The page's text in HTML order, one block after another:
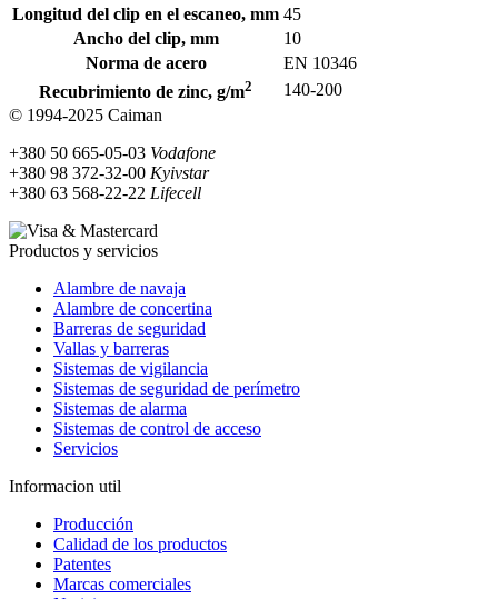
Longitud del clip en el escaneo, mm 45
Ancho del clip, mm
10
Norma de acero
EN 10346
Recubrimiento de zinc, g/m2
140-200
© 1994-2025 Caiman
+380 50 665-05-03 Vodafone
+380 98 372-32-00 Kyivstar
+380 63 568-22-22 Lifecell
Productos y servicios
Alambre de navaja
Alambre de concertina
Barreras de seguridad
Vallas y barreras
Sistemas de vigilancia
Sistemas de seguridad de perímetro
Sistemas de alarma
Sistemas de control de acceso
Servicios
Informacion util
Producción
Calidad de los productos
Patentes
Marcas comerciales